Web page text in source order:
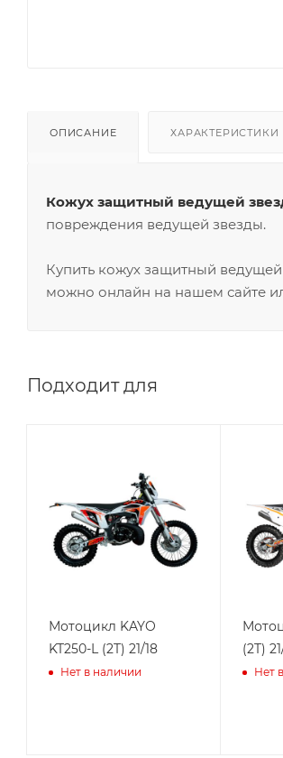
ОПИСАНИЕ ХАРАКТЕРИСТИКИ
Кожух защитный ведущей
повреждения ведущей звезды.
Купить кожух защитный ведущей
можно онлайн на нашем сайте
Подходит для
Мотоцикл KAYO
KT250-L (2T) 21/18
Нет в наличии
(2T)
Нет